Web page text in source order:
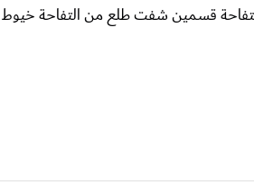
قسمين شفت طلع من التفاحة